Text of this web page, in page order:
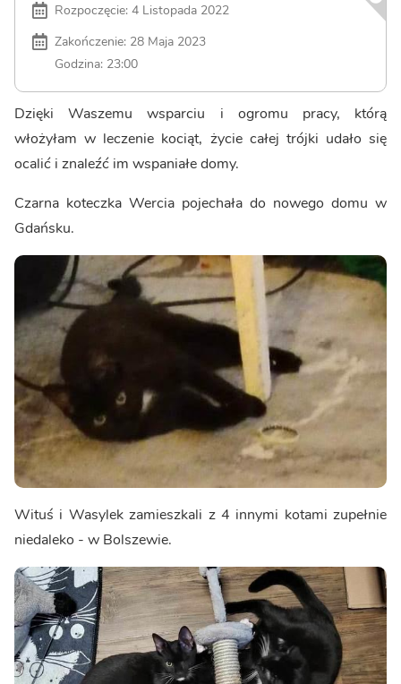
Rozpoczęcie: 4 Listopada 2022
Zakończenie: 28 Maja 2023
Godzina: 23:00
Dzięki Waszemu wsparciu i ogromu pracy, którą
włożyłam w leczenie kociąt, życie całej trójki udało się
ocalić i znaleźć im wspaniałe domy.
Czarna koteczka Wercia pojechała do nowego domu w
Gdańsku.
Wituś i Wasylek zamieszkali z 4 innymi kotami zupełnie
niedaleko - w Bolszewie.